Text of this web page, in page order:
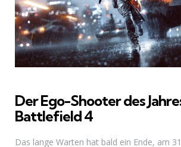
Der Ego-Shooter des
Battlefield 4
Das lange Warten hat bald ein Ende, am